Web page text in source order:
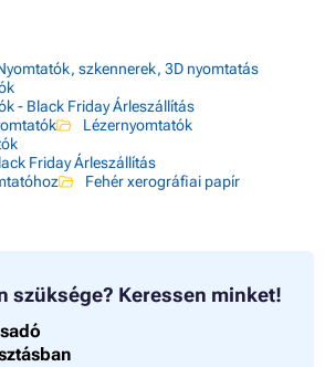
szkennerek, 3D nyomtatás
- Black Friday Árleszállítás
Lézernyomtatók
Friday Árleszállítás
Fehér xerográfiai papír
szüksége? Keressen minket!